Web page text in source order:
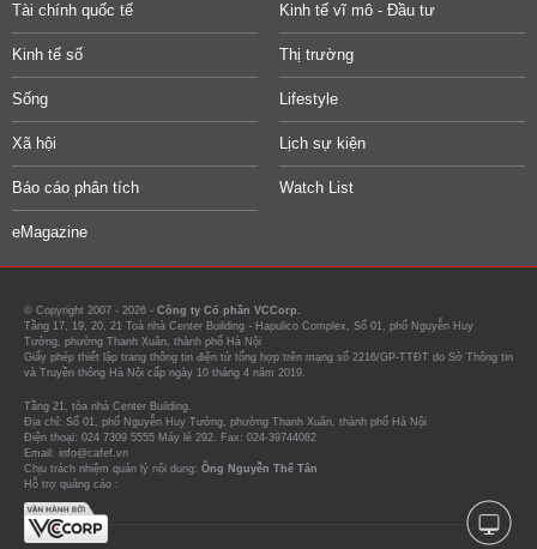
Tài chính quốc tế Kinh tế vĩ mô - Đầu tư
Kinh tế số Thị trường
Sống Lifestyle
Xã hội Lịch sự kiện
Báo cáo phân tích Watch List
eMagazine
© Copyright 2007 - 2026 - Công ty Cổ phần VCCorp.
Tầng 17, 19, 20, 21 Toà nhà Center Building - Hapulico Complex, Số 01, phố Nguyễn Huy
Tưởng, phường Thanh Xuân, thành phố Hà Nội
Giấy phép thiết lập trang thông tin điện tử tổng hợp trên mạng số 2216/GP-TTĐT do Sở Thông tin
và Truyền thông Hà Nội cấp ngày 10 tháng 4 năm 2019.
Tầng 21, tòa nhà Center Building.
Địa chỉ: Số 01, phố Nguyễn Huy Tưởng, phường Thanh Xuân, thành phố Hà Nội
Điện thoại: 024 7309 5555 Máy lẻ 292. Fax: 024-39744082
Email: info@cafef.vn
Chịu trách nhiệm quản lý nội dung: Ông Nguyễn Thế Tân
Hỗ trợ quảng cáo :